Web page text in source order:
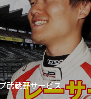
武蔵野サービス